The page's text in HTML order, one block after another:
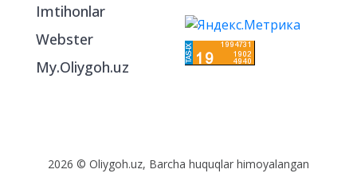
Imtihonlar
Webster
My.Oliygoh.uz
2026 © Oliygoh.uz, Barcha huquqlar himoyalangan